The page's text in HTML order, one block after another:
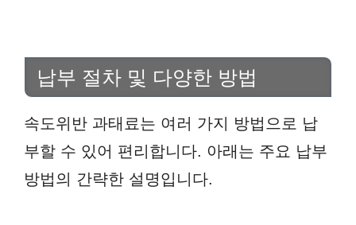
납부 절차 및 다양한 방법
속도위반 과태료는 여러 가지 방법으로 납
부할 수 있어 편리합니다. 아래는 주요 납부
방법의 간략한 설명입니다.